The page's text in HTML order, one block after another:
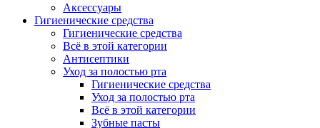
Аксессуары
Гигиенические средства
Гигиенические средства
Всё в этой категории
Антисептики
Уход за полостью рта
Гигиенические средства
Уход за полостью рта
Всё в этой категории
Зубные пасты